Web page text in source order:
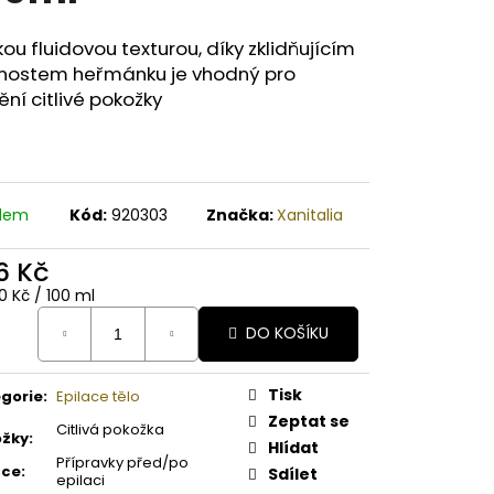
fluidovou texturou, díky zklidňujícím
heřmánku je vhodný pro
citlivé pokožky
Kód: 920303 Značka:Xanitalia
Kč
Kč / 100 ml
DO KOŠÍKU
: Epilace tělo
:
Citlivá pokožka
:
Přípravky před/po
epilaci
Tisk
Zeptat se
Hlídat
Sdílet
PAPAYA ORGANICKÉ